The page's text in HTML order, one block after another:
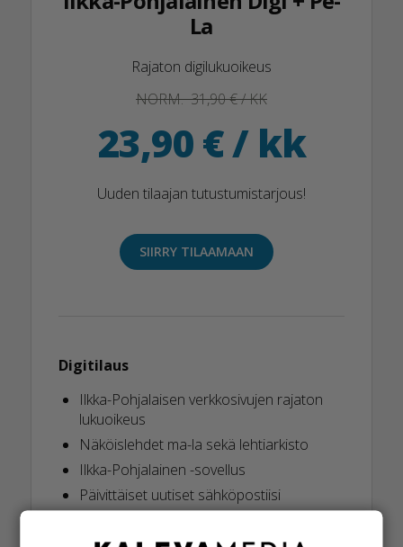
La
Rajaton digilukuoikeus
NORM. 31,90 € / KK
23,90 € / kk
Uuden tilaajan tutustumistarjous!
SIIRRY TILAAMAAN
Digitilaus
Ilkka-Pohjalaisen verkkosivujen rajaton
lukuoikeus
Näköislehdet ma-la sekä lehtiarkisto
Ilkka-Pohjalainen -sovellus
Päivittäiset uutiset sähköpostiisi